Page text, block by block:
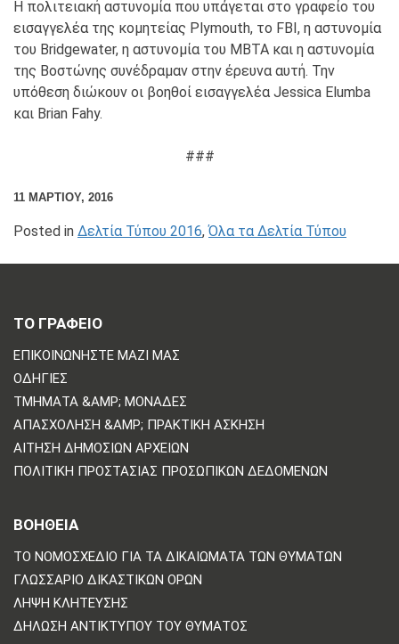
Η πολιτειακή αστυνομία που υπάγεται στο γραφείο του
εισαγγελέα της κομητείας Plymouth, το FBI, η αστυνομία
του Bridgewater, η αστυνομία του MBTA και η αστυνομία
της Βοστώνης συνέδραμαν στην έρευνα αυτή. Την
υπόθεση διώκουν οι βοηθοί εισαγγελέα Jessica Elumba
και Brian Fahy.
###
11 ΜΑΡΤΊΟΥ, 2016
Posted in Δελτία Τύπου 2016,Όλα τα Δελτία Τύπου
ΤΟ ΓΡΑΦΕΙΟ
ΕΠΙΚΟΙΝΩΝΗΣΤΕ ΜΑΖΙ ΜΑΣ
ΟΔΗΓΊΕΣ
ΤΜΉΜΑΤΑ &AMP; ΜΟΝΆΔΕΣ
ΑΠΑΣΧΌΛΗΣΗ &AMP; ΠΡΑΚΤΙΚΉ ΆΣΚΗΣΗ
ΑΊΤΗΣΗ ΔΗΜΌΣΙΩΝ ΑΡΧΕΊΩΝ
ΠΟΛΙΤΙΚΗ ΠΡΟΣΤΑΣΙΑΣ ΠΡΟΣΩΠΙΚΩΝ ΔΕΔΟΜΕΝΩΝ
ΒΟΗΘΕΙΑ
ΤΟ ΝΟΜΟΣΧΈΔΙΟ ΓΙΑ ΤΑ ΔΙΚΑΙΏΜΑΤΑ ΤΩΝ ΘΥΜΆΤΩΝ
ΓΛΩΣΣΆΡΙΟ ΔΙΚΑΣΤΙΚΏΝ ΌΡΩΝ
ΛΉΨΗ ΚΛΉΤΕΥΣΗΣ
ΔΉΛΩΣΗ ΑΝΤΙΚΤΎΠΟΥ ΤΟΥ ΘΎΜΑΤΟΣ